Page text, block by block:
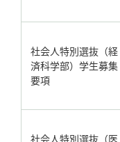
社会人特別選抜（経
済科学部）学生募集
要項
社会人特別選抜（医